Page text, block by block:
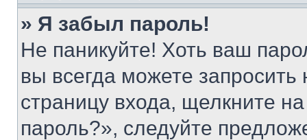
» Я забыл пароль!
Не паникуйте! Хоть ваш
вы всегда можете
страницу входа, щелкните
пароль?», следуйте